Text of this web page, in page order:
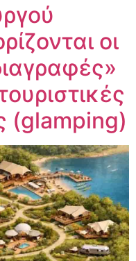
οι
(glamping)